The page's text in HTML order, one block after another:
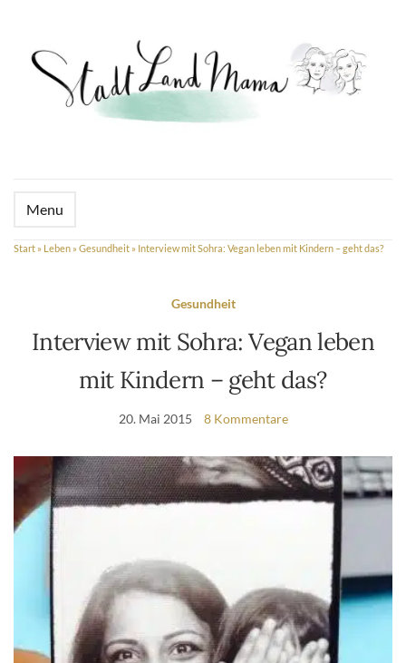
Menu
Start » Leben » Gesundheit » Interview mit Sohra: Vegan leben mit Kindern – geht das?
Gesundheit
Interview mit Sohra: Vegan leben
mit Kindern – geht das?
20. Mai 2015 8 Kommentare